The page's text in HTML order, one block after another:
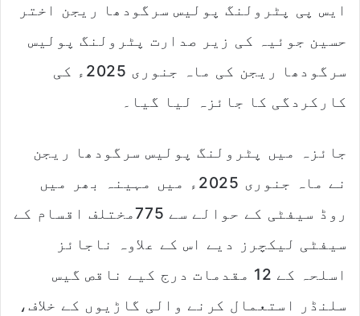
e
ایس پی پٹرولنگ پولیس سرگودھا ریجن اختر
حسین جوئیہ کی زیر صدارت پٹرولنگ پولیس
سرگودھا ریجن کی ماہ جنوری 2025ء کی
کارکردگی کا جائزہ لیا گیا۔
جائزہ میں پٹرولنگ پولیس سرگودھا ریجن
نے ماہ جنوری 2025ء میں مہینہ بھر میں
روڈ سیفٹی کے حوالے سے 775مختلف اقسام کے
سیفٹی لیکچرز دیے اس کے علاوہ ناجائز
اسلحہ کے 12 مقدمات درج کیے ناقص گیس
سلنڈر استعمال کرنے والی گاڑیوں کے خلاف،